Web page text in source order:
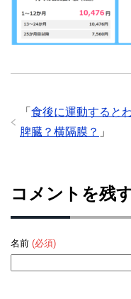
「 食後に運動すると
脾臓？横隔膜？ 」
コメントを残
名前 (必須)